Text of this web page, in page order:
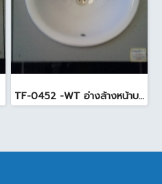
TF-0452 -WT อ่างล้างหน้าบนเคาน์เตอร์ สีขาว